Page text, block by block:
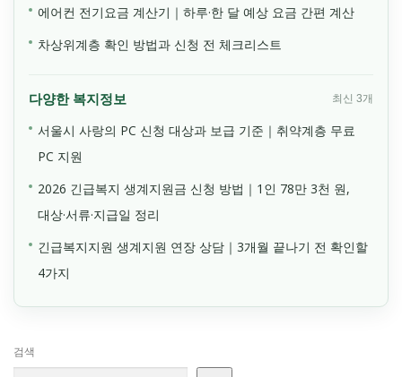
에어컨 전기요금 계산기｜하루·한 달 예상 요금 간편 계산
차상위계층 확인 방법과 신청 전 체크리스트
다양한 복지정보 최신 3개
서울시 사랑의 PC 신청 대상과 보급 기준｜취약계층 무료
PC 지원
2026 긴급복지 생계지원금 신청 방법｜1인 78만 3천 원,
대상·서류·지급일 정리
긴급복지지원 생계지원 연장 상담｜3개월 끝나기 전 확인할
4가지
검색